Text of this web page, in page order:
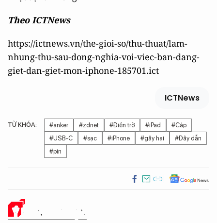
Theo ICTNews
https://ictnews.vn/the-gioi-so/thu-thuat/lam-
nhung-thu-sau-dong-nghia-voi-viec-ban-dang-
giet-dan-giet-mon-iphone-185701.ict
ICTNews
TỪ KHÓA: #anker #zdnet #Điện trở #iPad
#Cáp
#USB-C
#sạc #iPhone #gây hại
#Dây dẫn
#pin
Ý KIẾN CỦA BẠN